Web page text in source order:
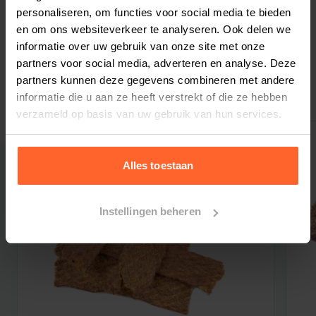
personaliseren, om functies voor social media te bieden
en om ons websiteverkeer te analyseren. Ook delen we
informatie over uw gebruik van onze site met onze
partners voor social media, adverteren en analyse. Deze
partners kunnen deze gegevens combineren met andere
informatie die u aan ze heeft verstrekt of die ze hebben
verzameld op basis van uw gebruik van hun services.
Alles toestaan
Instellingen beheren
lage temperatuur (ca. 75 graden), waardoor er
bijna geen verlies of verandering van de
natuurlijke ingredienten plaatsvindt.
De hypoallergene 100% glutenvrije Carnis lam
geperste brokken kunnen een positief effect
hebben op honden met obesitas,
darmproblemen, huid- en vachtproblemen en/of
allergische klachten.
Deze brok is geschikt voor volwassen honden
kleiner dan de normale variant. De samenstelling
De voordelen van Carnis Lam geperst
hondenvoer:
De geperste brok is een 100% natuurlijk
Bestelherinnering instellen
Gerelateerde producten